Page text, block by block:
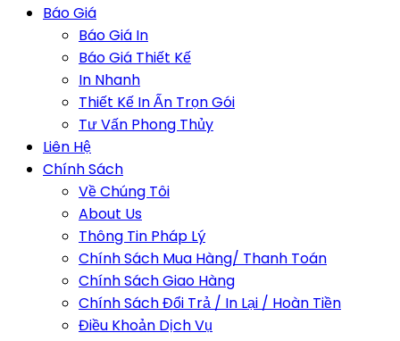
Báo Giá
Báo Giá In
Báo Giá Thiết Kế
In Nhanh
Thiết Kế In Ấn Trọn Gói
Tư Vấn Phong Thủy
Liên Hệ
Chính Sách
Về Chúng Tôi
About Us
Thông Tin Pháp Lý
Chính Sách Mua Hàng/ Thanh Toán
Chính Sách Giao Hàng
Chính Sách Đổi Trả / In Lại / Hoàn Tiền
Điều Khoản Dịch Vụ